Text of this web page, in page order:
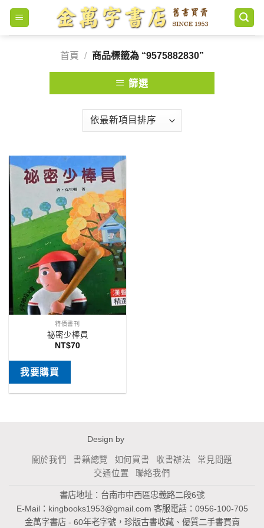
Skip
content
首頁
/ 商品標籤為 “9575882830”
篩選
特價書刊
祕密少棒員
NT$70
我要購買
Design by
關於我們 書籍總覽 如何買書 收書辦法
常見問題
交通位置
聯絡我們
書店地址：台南市中西區忠義路二段6號
E-Mail： kingbooks1953@gmail.com 客服電話：0956-100-705
金萬字書店 - 60年老字號，珍版古書收藏、優質二手書買賣